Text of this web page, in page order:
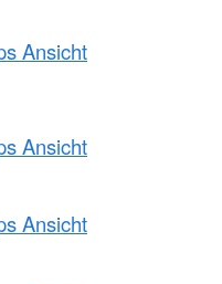
Ansicht
Ansicht
Ansicht